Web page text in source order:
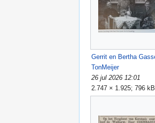
TonMeijer
26 jul 2026 12:01
2.747 × 1.925; 796 kB